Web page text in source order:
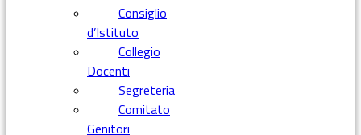
Consiglio
d’Istituto
Collegio
Docenti
Segreteria
Comitato
Genitori